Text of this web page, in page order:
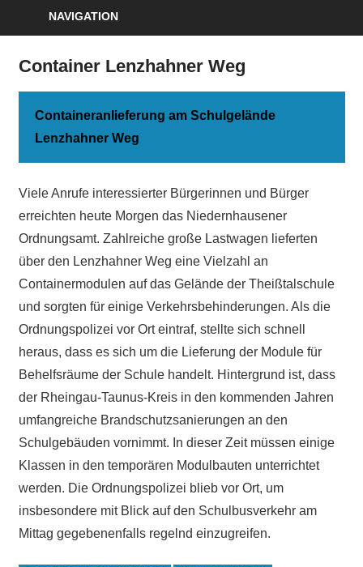
NAVIGATION
Container Lenzhahner Weg
Containeranlieferung am Schulgelände
Lenzhahner Weg
Viele Anrufe interessierter Bürgerinnen und Bürger
erreichten heute Morgen das Niedernhausener
Ordnungsamt. Zahlreiche große Lastwagen lieferten
über den Lenzhahner Weg eine Vielzahl an
Containermodulen auf das Gelände der Theißtalschule
und sorgten für einige Verkehrsbehinderungen. Als die
Ordnungspolizei vor Ort eintraf, stellte sich schnell
heraus, dass es sich um die Lieferung der Module für
Behelfsräume der Schule handelt. Hintergrund ist, dass
der Rheingau-Taunus-Kreis in den kommenden Jahren
umfangreiche Brandschutzsanierungen an den
Schulgebäuden vornimmt. In dieser Zeit müssen einige
Klassen in den temporären Modulbauten unterrichtet
werden. Die Ordnungspolizei blieb vor Ort, um
insbesondere mit Blick auf den Schulbusverkehr am
Mittag gegebenenfalls regelnd einzugreifen.